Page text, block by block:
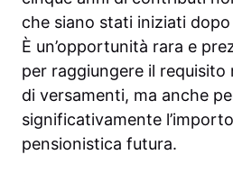
che siano stati iniziati dopo
È un’opportunità rara e
per raggiungere il requisito
di versamenti, ma anche
significativamente
pensionistica futura.